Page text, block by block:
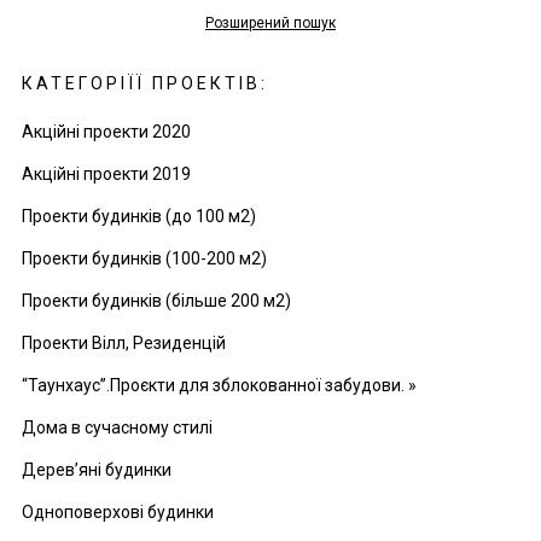
Розширений пошук
КАТЕГОРІЇЇ ПРОЕКТІВ:
Акційні проекти 2020
Акційні проекти 2019
Проекти будинків (до 100 м2)
Проекти будинків (100-200 м2)
Проекти будинків (більше 200 м2)
Проекти Вілл, Резиденцій
“Таунхаус”.Проєкти для зблокованної забудови. »
Дома в сучасному стилі
Дерев’яні будинки
Одноповерхові будинки